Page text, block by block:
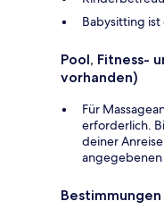
Babysitting
Pool, Fitness-
vorhanden)
Für
erforderlich.
deiner
angegebenen
Bestimmungen